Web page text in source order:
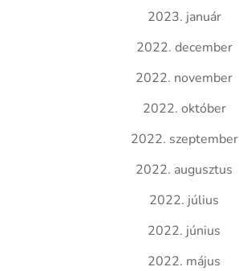
2023. január
2022. december
2022. november
2022. október
2022. szeptember
2022. augusztus
2022. július
2022. június
2022. május